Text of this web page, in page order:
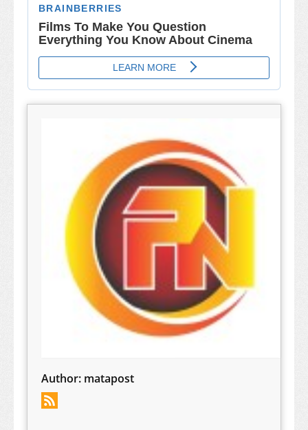
Author: matapost